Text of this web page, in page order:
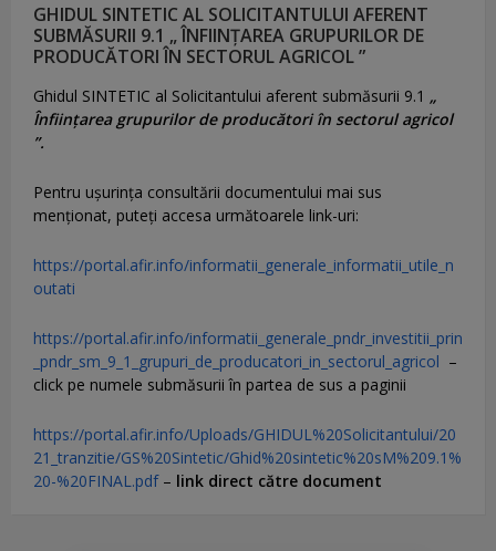
GHIDUL SINTETIC AL SOLICITANTULUI AFERENT
SUBMĂSURII 9.1 „ ÎNFIINȚAREA GRUPURILOR DE
PRODUCĂTORI ÎN SECTORUL AGRICOL ”
Ghidul SINTETIC al Solicitantului aferent submăsurii 9.1 „
Înființarea grupurilor de producători în sectorul agricol
”.
Pentru uşurinţa consultării documentului mai sus
menţionat, puteţi accesa următoarele link-uri:
https://portal.afir.info/informatii_generale_informatii_utile_n
outati
https://portal.afir.info/informatii_generale_pndr_investitii_prin
_pndr_sm_9_1_grupuri_de_producatori_in_sectorul_agricol –
click pe numele submăsurii în partea de sus a paginii
https://portal.afir.info/Uploads/GHIDUL%20Solicitantului/20
21_tranzitie/GS%20Sintetic/Ghid%20sintetic%20sM%209.1%
20-%20FINAL.pdf– link direct către document